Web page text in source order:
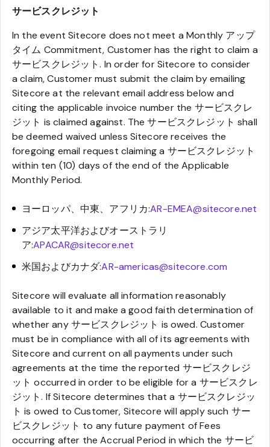
サービスクレジット
In the event Sitecore does not meet a Monthly アップ
タイム Commitment, Customer has the right to claim a
サービスクレジット. In order for Sitecore to consider
a claim, Customer must submit the claim by emailing
Sitecore at the relevant email address below and
citing the applicable invoice number the サービスクレ
ジット is claimed against. The サービスクレジット shall
be deemed waived unless Sitecore receives the
foregoing email request claiming a サービスクレジット
within ten (10) days of the end of the Applicable
Monthly Period.
ヨーロッパ、中東、アフリカ:AR-EMEA@sitecore.net
アジア太平洋およびオーストラリ
ア:APACAR@sitecore.net
米国およびカナダ:AR-americas@sitecore.com
Sitecore will evaluate all information reasonably
available to it and make a good faith determination of
whether any サービスクレジット is owed. Customer
must be in compliance with all of its agreements with
Sitecore and current on all payments under such
agreements at the time the reported サービスクレジ
ット occurred in order to be eligible for a サービスクレ
ジット. If Sitecore determines that a サービスクレジッ
ト is owed to Customer, Sitecore will apply such サー
ビスクレジット to any future payment of Fees
occurring after the Accrual Period in which the サービ